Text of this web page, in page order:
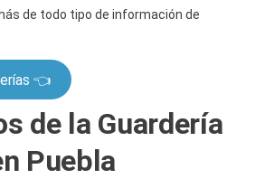
de todo tipo de información de
👈
de la Guardería
Puebla